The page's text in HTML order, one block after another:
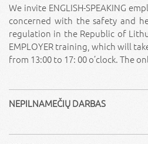
We invite ENGLISH-SPEAKING
concerned with the safety and
regulation in the Republic of
EMPLOYER training, which will
from 13:00 to 17: 00 o’clock. The
NEPILNAMEČIŲ DARBAS